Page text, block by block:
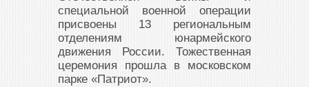
специальной военной операции
присвоены 13 региональным
отделениям юнармейского
движения России. Тожественная
церемония прошла в московском
парке «Патриот».